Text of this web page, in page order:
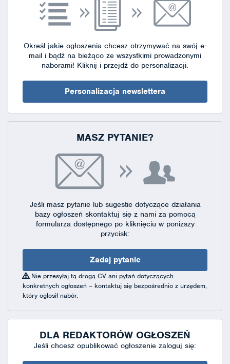
Określ jakie ogłoszenia chcesz otrzymywać na swój e-
mail i bądź na bieżąco ze wszystkimi prowadzonymi
naborami! Kliknij i przejdź do personalizacji.
Personalizacja newslettera
MASZ PYTANIE?
Jeśli masz pytanie lub sugestie dotyczące działania
bazy ogłoszeń skontaktuj się z nami za pomocą
formularza dostępnegopo kliknięciu w poniższy
przycisk:
Zadaj pytanie
Nie przesyłaj tą drogą CV ani pytań dotyczących
konkretnych ogłoszeń – kontaktuj się bezpośrednio z urzędem,
który ogłosił nabór.
DLA REDAKTORÓW OGŁOSZEŃ
Jeśli chcesz opublikować ogłoszenie zaloguj się: